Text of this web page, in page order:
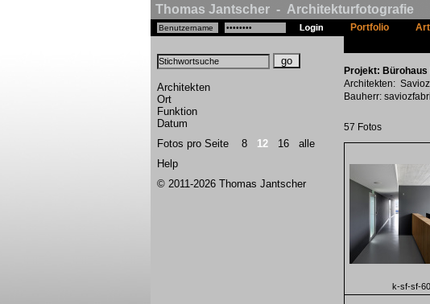
Thomas Jantscher - Architekturfotografie
Architekten
Ort
Funktion
Datum
Fotos pro Seite 8 12 16
alle
Help
© 2011-2026 Thomas Jantscher
Portfolio
Projekt: Bürohaus
Architekten:
Bauherr:
57 Fotos
k-sf-sf-